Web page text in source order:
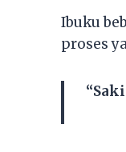
Ibuku
proses